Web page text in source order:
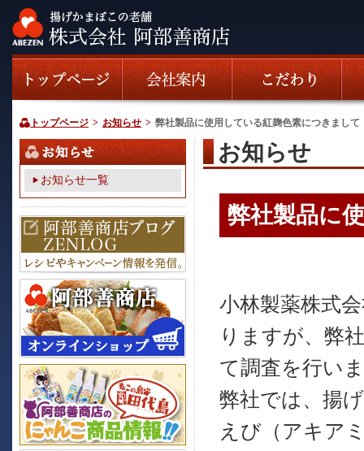
トップページ > お知らせ > 弊社製品に使用している紅麹色素につきまして
お知らせ一覧
お知らせ
弊社製品に
小林製薬株式
りますが、弊
て調査を行い
弊社では、揚
えび（アキア